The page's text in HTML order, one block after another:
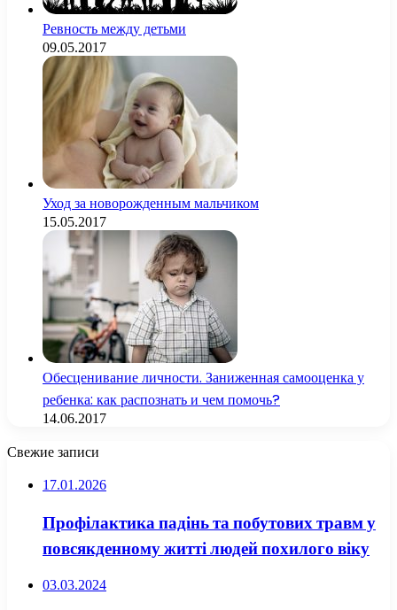
Ревность между детьми
09.05.2017
Уход за новорожденным мальчиком
15.05.2017
Обесценивание личности. Заниженная самооценка у
ребенка: как распознать и чем помочь?
14.06.2017
Свежие записи
17.01.2026
Профілактика падінь та побутових травм у
повсякденному житті людей похилого віку
03.03.2024